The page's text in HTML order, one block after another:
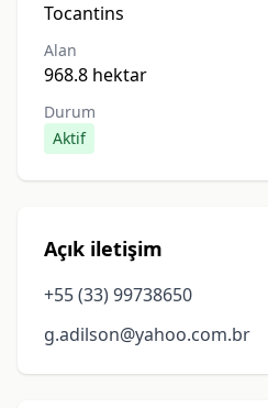
Tocantins
Alan
968.8 hektar
Durum
Aktif
Açık iletişim
+55 (33) 99738650
g.adilson@yahoo.com.br